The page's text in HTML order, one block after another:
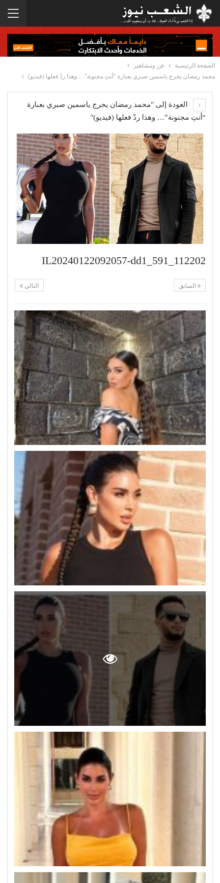
الصفحة الرئيسية
فن ومشاهير
محمد رمضان يحرج ياسمين صبري بعبارة “أنتِ مجنونة”… وهذا ردّ فعلها (فيديو)
العودة إلى "محمد رمضان يحرج ياسمين صبري بعبارة
“أنتِ مجنونة”… وهذا ردّ فعلها (فيديو)"
IL20240122092057-dd1_591_112202
التالي السابق